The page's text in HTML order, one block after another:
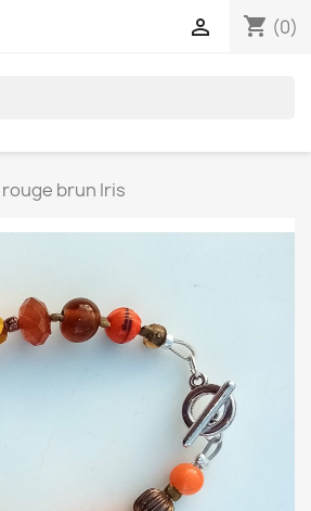
shopping_cart (0)

brun Iris